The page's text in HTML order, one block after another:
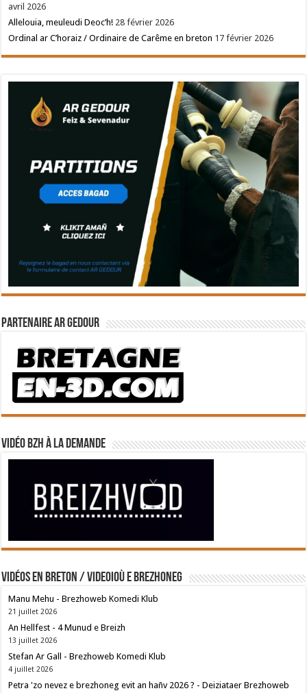
avril 2026
Allelouia, meuleudi Deoc’h! 28 février 2026
Ordinal ar C’horaiz / Ordinaire de Carême en breton 17 février 2026
Partenaire Ar Gedour
Vidéo BZH à la demande
Vidéos en breton / Videoioù e brezhoneg
Manu Mehu - Brezhoweb Komedi Klub
21 juillet 2026
An Hellfest - 4 Munud e Breizh
13 juillet 2026
Stefan Ar Gall - Brezhoweb Komedi Klub
4 juillet 2026
Petra 'zo nevez e brezhoneg evit an hañv 2026 ? - Deiziataer Brezhoweb